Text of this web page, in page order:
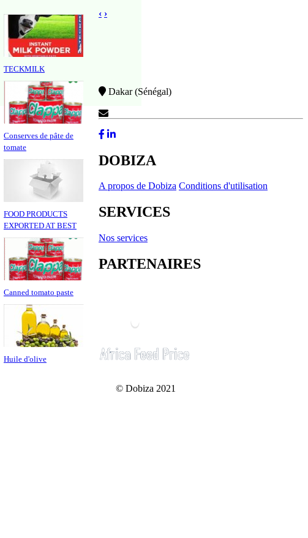
TECKMILK
Conserves de pâte de
tomate
FOOD PRODUCTS
EXPORTED AT BEST
Canned tomato paste
Huile d'olive
‹ ›
Dakar (Sénégal)
DOBIZA
A propos de Dobiza Conditions d'utilisation
SERVICES
Nos services
PARTENAIRES
© Dobiza 2021